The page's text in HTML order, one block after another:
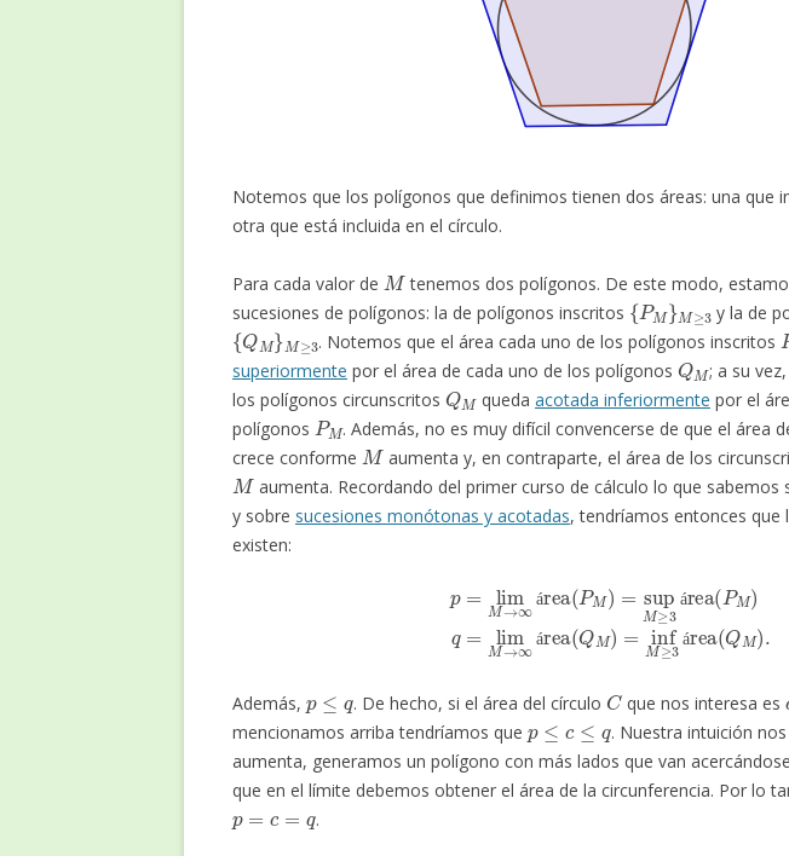
Notemos que los polígonos que definimos tienen dos áreas: una que
otra que está incluida en el círculo.
Para cada valor de
M
tenemos dos polígonos. De este modo,
sucesiones de polígonos: la de polígonos inscritos
{PM}M≥3
y la de
{QM}M≥3
. Notemos que el área cada uno de los polígonos inscritos
superiormente por el área de cada uno de los polígonos
QM
; a su
los polígonos circunscritos
Q M
queda acotada inferiormente por el
polígonos
PM
. Además, no es muy difícil convencerse de que el área
crece conforme
M
aumenta y, en contraparte, el área de los
M
aumenta. Recordando del primer curso de cálculo lo que sabemos
y sobre sucesiones monótonas y acotadas, tendríamos entonces que
existen:
sup M≥3 área(PM)q limM→∞área
Además, . De hecho, si el área del círculo
C
que nos interesa es
mencionamos arriba tendríamos que
p≤c≤q
. Nuestra intuición
aumenta, generamos un polígono con más lados que van
que en el límite debemos obtener el área de la circunferencia. Por lo
p=c =q
.